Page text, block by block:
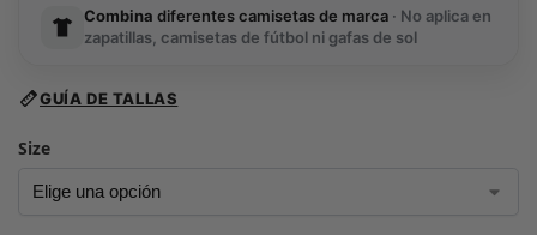
Combina diferentes camisetas de marca · No aplica en
zapatillas, camisetas de fútbol ni gafas de sol
GUÍA DE TALLAS
Size